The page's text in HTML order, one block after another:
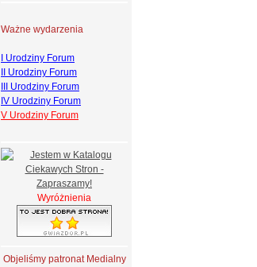
Ważne wydarzenia
I Urodziny Forum
II Urodziny Forum
III Urodziny Forum
IV Urodziny Forum
V Urodziny Forum
Wyróżnienia
Objeliśmy patronat Medialny